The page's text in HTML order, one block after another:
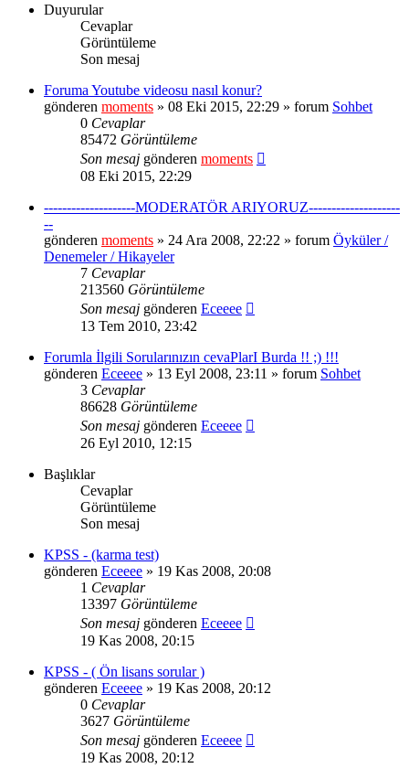
Duyurular
Cevaplar
Görüntüleme
Son mesaj
Foruma Youtube videosu nasıl konur?
gönderen moments » 08 Eki 2015, 22:29 » forum Sohbet
0 Cevaplar
85472 Görüntüleme
Son mesaj gönderen moments
08 Eki 2015, 22:29
--------------------MODERATÖR ARIYORUZ--------------------
--
gönderen moments » 24 Ara 2008, 22:22 » forum Öyküler /
Denemeler / Hikayeler
7 Cevaplar
213560 Görüntüleme
Son mesaj gönderen Eceeee
13 Tem 2010, 23:42
Forumla İlgili Sorularınızın cevaPlarI Burda !! ;) !!!
gönderen Eceeee » 13 Eyl 2008, 23:11 » forum Sohbet
3 Cevaplar
86628 Görüntüleme
Son mesaj gönderen Eceeee
26 Eyl 2010, 12:15
Başlıklar
Cevaplar
Görüntüleme
Son mesaj
KPSS - (karma test)
gönderen Eceeee » 19 Kas 2008, 20:08
1 Cevaplar
13397 Görüntüleme
Son mesaj gönderen Eceeee
19 Kas 2008, 20:15
KPSS - ( Ön lisans sorular )
gönderen Eceeee » 19 Kas 2008, 20:12
0 Cevaplar
3627 Görüntüleme
Son mesaj gönderen Eceeee
19 Kas 2008, 20:12